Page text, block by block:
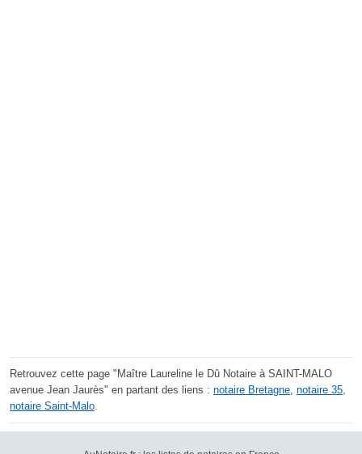
Retrouvez cette page "Maître Laureline le Dû Notaire à SAINT-MALO
avenue Jean Jaurès" en partant des liens : notaire Bretagne, notaire 35,
notaire Saint-Malo.